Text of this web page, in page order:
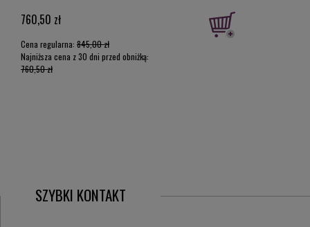
760,50 zł
Cena regularna: 845,00 zł
Najniższa cena z 30 dni przed obniżką:
760,50 zł
SZYBKI KONTAKT